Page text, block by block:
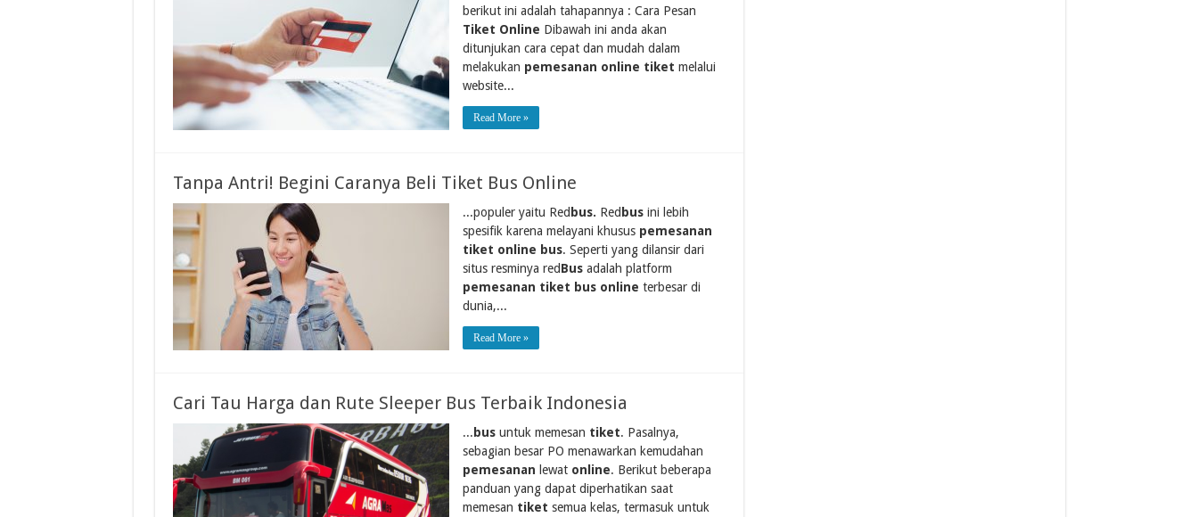
berikut ini adalah tahapannya : Cara Pesan
Tiket Online Dibawah ini anda akan
ditunjukan cara cepat dan mudah dalam
melakukan pemesanan online tiket melalui
website...
Read More »
Tanpa Antri! Begini Caranya Beli Tiket Bus Online
...populer yaitu Red bus. Red busini lebih
spesifik karena melayani khusus pemesanan
tiket online bus. Seperti yang dilansir dari
situs resminya redBusadalah platform
pemesanan tiket bus online terbesar di
dunia,...
Read More »
Cari Tau Harga dan Rute Sleeper Bus Terbaik Indonesia
... busuntuk memesan tiket. Pasalnya,
sebagian besar PO menawarkan kemudahan
pemesanan lewat online. Berikut beberapa
panduan yang dapat diperhatikan saat
memesan tiket semua kelas, termasuk untuk